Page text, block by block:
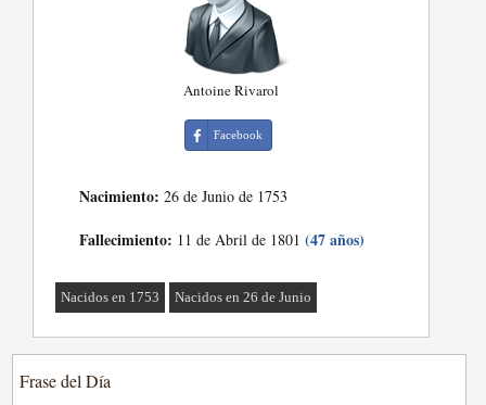
Antoine Rivarol
Facebook
Nacimiento: 26 de Junio de 1753
Fallecimiento: 11 de Abril de 1801(47 años)
Nacidos en 1753 Nacidos en 26 de Junio
Frase del Día